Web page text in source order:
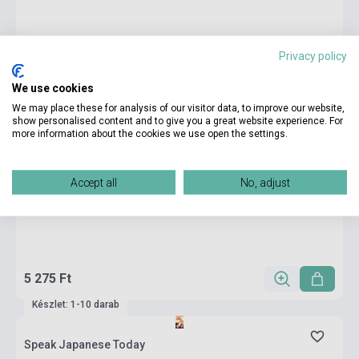
5 275 Ft
Készlet: 1-10 darab
Speak Japanese Today
Privacy policy
We use cookies
We may place these for analysis of our visitor data, to improve our website,
show personalised content and to give you a great website experience. For
more information about the cookies we use open the settings.
Accept all No, adjust